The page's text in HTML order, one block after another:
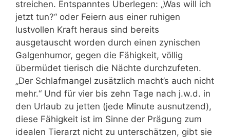
streichen. Entspanntes Überlegen: „Was will ich
jetzt tun?“ oder Feiern aus einer ruhigen
lustvollen Kraft heraus sind bereits
ausgetauscht worden durch einen zynischen
Galgenhumor, gegen die Fähigkeit, völlig
übermüdet tierisch die Nächte durchzufeten.
„Der Schlafmangel zusätzlich macht’s auch nicht
mehr.“ Und für vier bis zehn Tage nach j.w.d. in
den Urlaub zu jetten (jede Minute ausnutzend),
diese Fähigkeit ist im Sinne der Prägung zum
idealen Tierarzt nicht zu unterschätzen, gibt sie